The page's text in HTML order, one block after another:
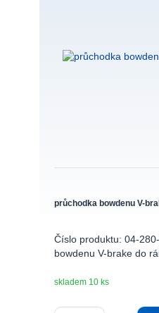
průchodka bowdenu V-
Číslo produktu: 04-
bowdenu V-brake do
skladem 10 ks